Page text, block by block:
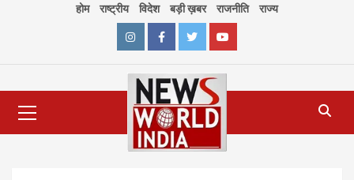
होम राष्ट्रीय विदेश बड़ी ख़बर राजनीति राज्य
InstagramFacebookTwitterYoutube
Menu